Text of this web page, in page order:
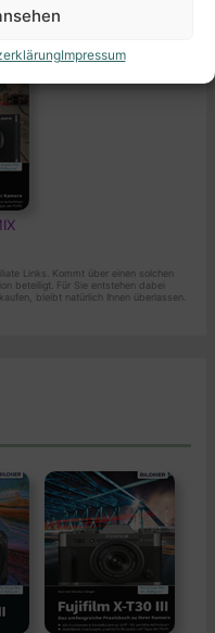
Impressum
Links. Kommt über einen solchen
beteiligt. Für Sie entstehen dabei
bleibt natürlich Ihnen überlassen.